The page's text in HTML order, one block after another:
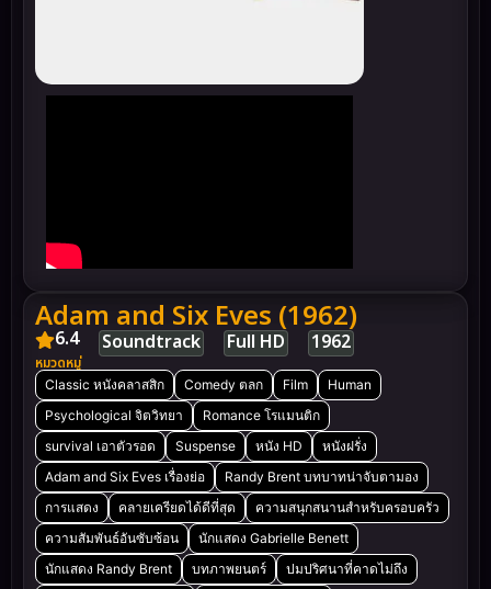
Adam and Six Eves (1962)
6.4 Soundtrack Full HD 1962
หมวดหมู่
Classic หนังคลาสสิก Comedy ตลก Film
Human
Psychological จิตวิทยา
Romance โรแมนติก
survival เอาตัวรอด
Suspense หนัง HD
หนังฝรั่ง
Adam and Six Eves เรื่องย่อ
Randy Brent บทบาทน่าจับตามอง
การแสดง
คลายเครียดได้ดีที่สุด
ความสนุกสนานสำหรับครอบครัว
ความสัมพันธ์อันซับซ้อน
นักแสดง Gabrielle Benett
นักแสดง Randy Brent
บทภาพยนตร์
ปมปริศนาที่คาดไม่ถึง